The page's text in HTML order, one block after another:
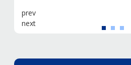
prev
next